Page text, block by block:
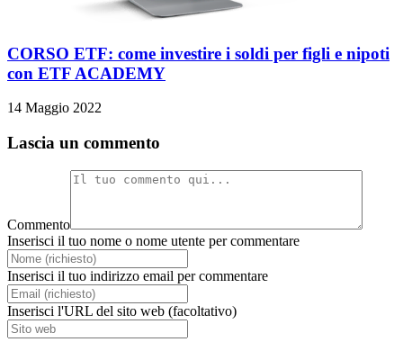
CORSO ETF: come investire i soldi per figli e nipoti
con ETF ACADEMY
14 Maggio 2022
Lascia un commento
Commento
Inserisci il tuo nome o nome utente per commentare
Inserisci il tuo indirizzo email per commentare
Inserisci l'URL del sito web (facoltativo)